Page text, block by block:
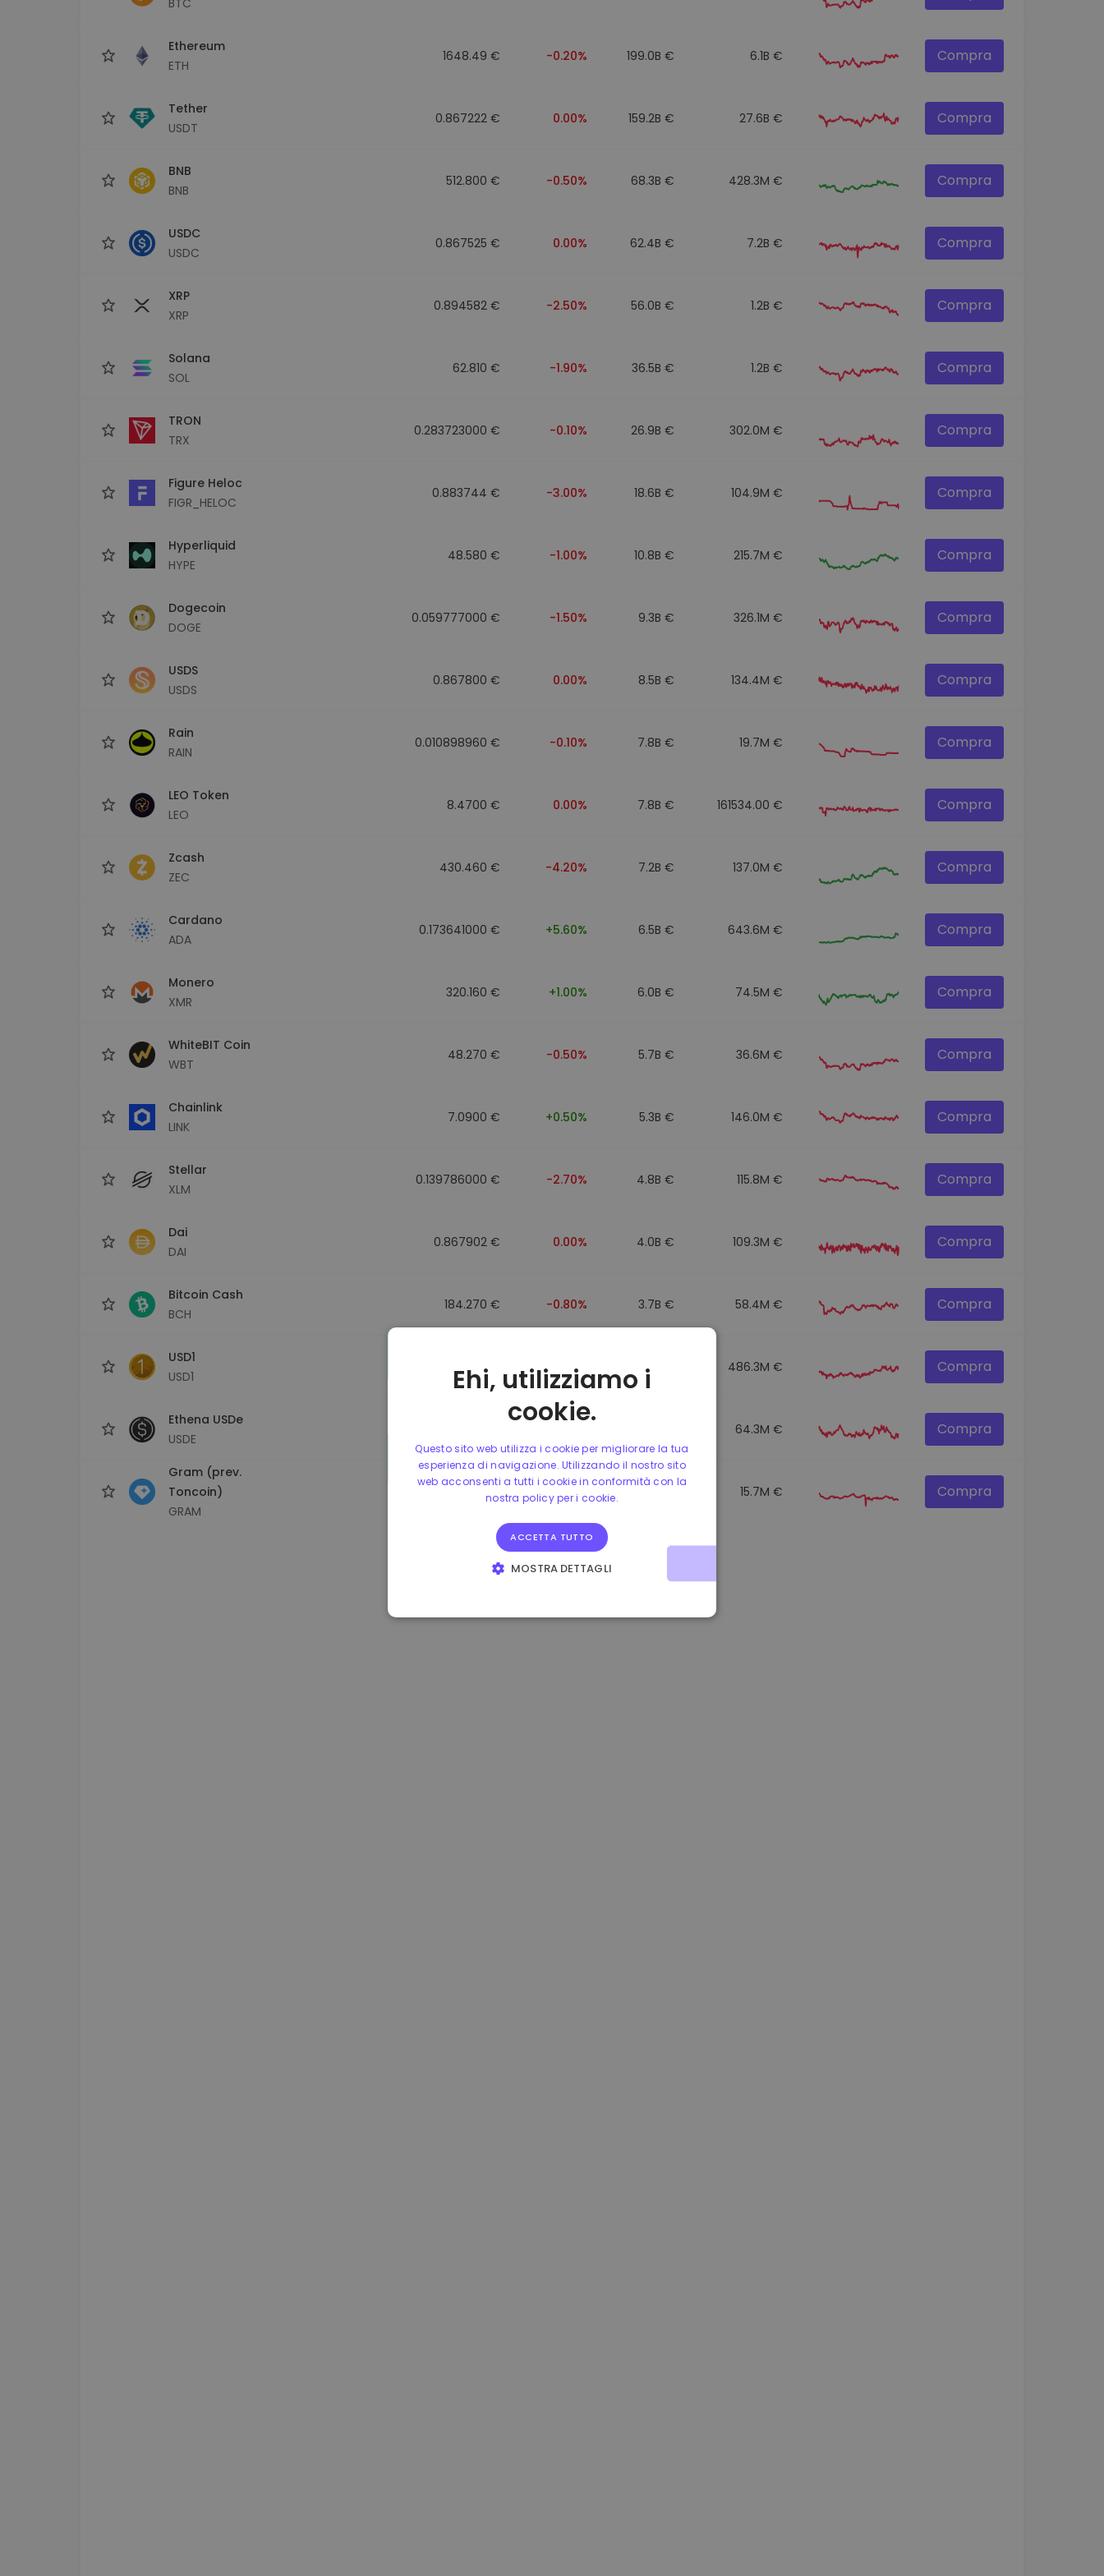
Ethereum
ETH
1648.49 € -0.20% 199.0B € 6.1B € Compra
Tether
USDT
0.867222 € 0.00% 159.2B € 27.6B € Compra
BNB
BNB
512.800 € -0.50% 68.3B € 428.3M € Compra
USDC
USDC
0.867525 € 0.00% 62.4B € 7.2B € Compra
XRP
XRP
0.894582 € -2.50% 56.0B € 1.2B € Compra
Solana
SOL
62.810 € -1.90% 36.5B € 1.2B € Compra
TRON
TRX
0.283723000 € -0.10% 26.9B € 302.0M € Compra
Figure Heloc
FIGR_HELOC
0.883744 € -3.00% 18.6B € 104.9M € Compra
Hyperliquid
HYPE
48.580 € -1.00% 10.8B € 215.7M € Compra
Dogecoin
DOGE
0.059777000 € -1.50% 9.3B € 326.1M € Compra
USDS
USDS
0.867800 € 0.00% 8.5B € 134.4M € Compra
Rain
RAIN
0.010898960 € -0.10% 7.8B € 19.7M € Compra
LEO Token
LEO
8.4700 € 0.00% 7.8B € 161534.00 € Compra
Zcash
ZEC
430.460 € -4.20% 7.2B € 137.0M € Compra
Cardano
ADA
0.173641000 € +5.60% 6.5B € 643.6M € Compra
Monero
XMR
320.160 € +1.00% 6.0B € 74.5M € Compra
WhiteBIT Coin
WBT
48.270 € -0.50% 5.7B € 36.6M € Compra
Chainlink
LINK
7.0900 € +0.50% 5.3B € 146.0M € Compra
Stellar
XLM
0.139786000 € -2.70% 4.8B € 115.8M € Compra
Dai
DAI
0.867902 € 0.00% 4.0B € 109.3M € Compra
Bitcoin Cash
BCH
184.270 € -0.80% 3.7B € 58.4M € Compra
USD1
USD1
0.867510 € 0.00% 3.5B € 486.3M € Compra
Ethena USDe
USDE
64.3M € Compra
Gram (prev.
Toncoin)
GRAM
-2.10% 15.7M € Compra
Ehi, utilizziamo i
cookie.
Questo sito web utilizza i cookie per migliorare la tua
esperienza di navigazione. Utilizzando il nostro sito
web acconsenti a tutti i cookie in conformità con la
nostra policy per i cookie.
ACCETTA TUTTO
MOSTRA DETTAGLI